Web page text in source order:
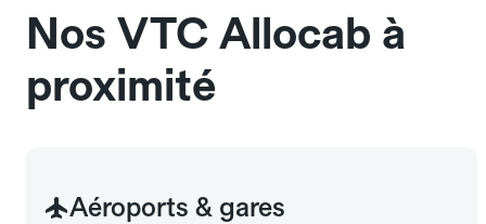
Nos VTC Allocab à
proximité
Aéroports & gares